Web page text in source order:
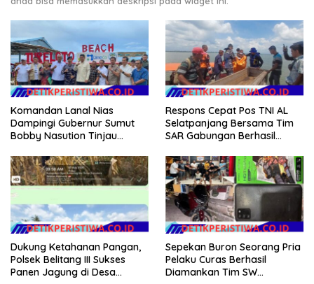
Komandan Lanal Nias
Dampingi Gubernur Sumut
Bobby Nasution Tinjau
Budidaya Rumput Laut di
Nias Utara
Respons Cepat Pos TNI AL
Selatpanjang Bersama Tim
SAR Gabungan Berhasil
Kapal Karam di Perairan
Mengkikip Kepulauan Meranti
Dukung Ketahanan Pangan,
Polsek Belitang III Sukses
Panen Jagung di Desa
Sepekan Buron Seorang Pria
Pelaku Curas Berhasil
Diamankan Tim SW